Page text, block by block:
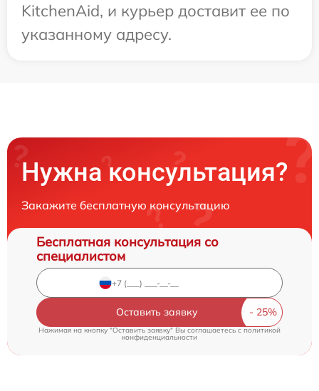
KitchenAid, и курьер доставит ее по
указанному адресу.
Нужна консультация?
Закажите бесплатную консультацию
Бесплатная консультация со
специалистом
Оставить заявку
Нажимая на кнопку "Оставить заявку" Вы соглашаетесь cполитикой
конфиденциальности